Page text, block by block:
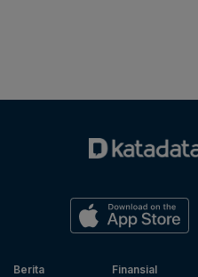
Berita
Finansial